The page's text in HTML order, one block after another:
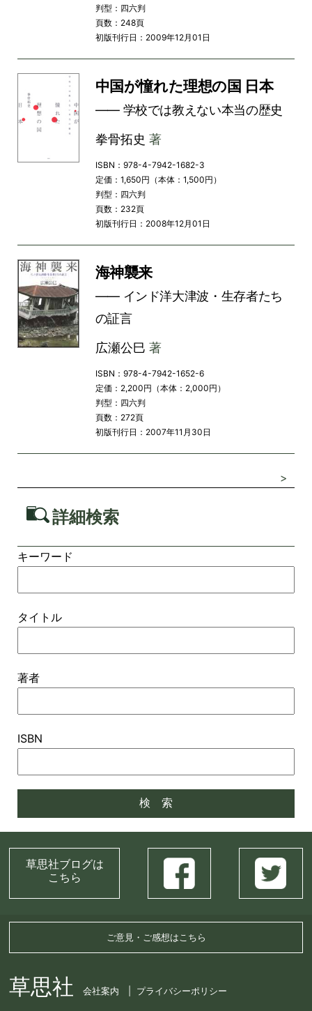
判型：四六判
頁数：248頁
初版刊行日：2009年12月01日
中国が憧れた理想の国 日本
―― 学校では教えない本当の歴史
拳骨拓史 著
ISBN：978-4-7942-1682-3
定価：1,650円（本体：1,500円）
判型：四六判
頁数：232頁
初版刊行日：2008年12月01日
海神襲来
―― インド洋大津波・生存者たち
の証言
広瀬公巳 著
ISBN：978-4-7942-1652-6
定価：2,200円（本体：2,000円）
判型：四六判
頁数：272頁
初版刊行日：2007年11月30日
>
詳細検索
キーワード
タイトル
著者
ISBN
草思社ブログは
こちら
ご意見・ご感想はこちら
草思社 会社案内 プライバシーポリシー